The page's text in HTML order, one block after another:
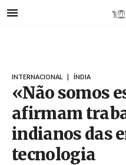
para
INTERNACIONAL ÍNDIA
«Não somos
afirmam
indianos das
tecnologia